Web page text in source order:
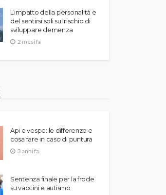
L’impatto della personalità e
del sentirsi soli sul rischio di
sviluppare demenza
2 mesi fa
Api e vespe: le differenze e
cosa fare in caso di puntura
3 anni fa
Sentenza finale per la frode
su vaccini e autismo